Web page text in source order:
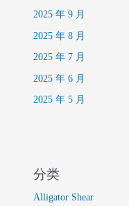
2025 年 9 月
2025 年 8 月
2025 年 7 月
2025 年 6 月
2025 年 5 月
分类
Alligator Shear